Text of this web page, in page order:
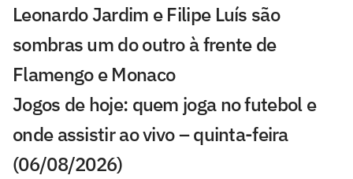
Leonardo Jardim e Filipe Luís são
sombras um do outro à frente de
Flamengo e Monaco
Jogos de hoje: quem joga no futebol e
onde assistir ao vivo – quinta-feira
(06/08/2026)